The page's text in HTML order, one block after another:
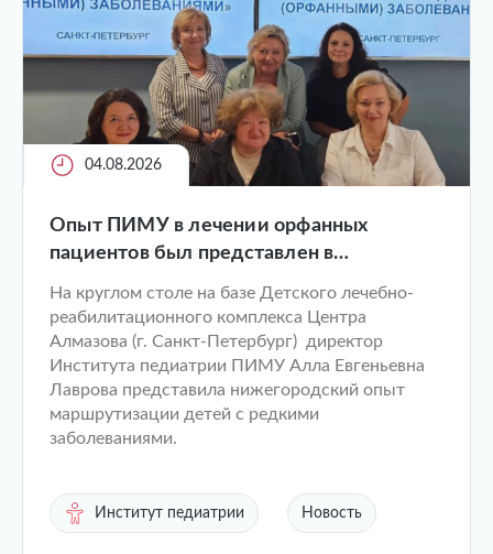
04.08.2026
Опыт ПИМУ в лечении орфанных
пациентов был представлен в
На круглом столе на базе Детского лечебно-
реабилитационного комплекса Центра
Алмазова (г. Санкт-Петербург) директор
Института педиатрии ПИМУ Алла Евгеньевна
Лаврова представила нижегородский опыт
маршрутизации детей с редкими
заболеваниями.
Институт педиатрии Новость